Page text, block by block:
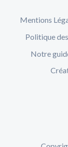
Mentions
Politique
Notre